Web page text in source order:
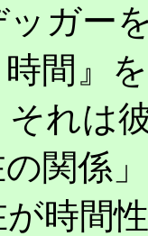
ガー
間』
れは
の関係
時間